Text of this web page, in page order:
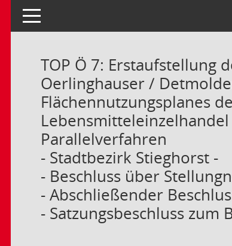
Toggle navigation
TOP Ö 7: Erstaufstellung
Oerlinghauser /
Flächennutzungsplanes
Parallelverfahren
- Stadtbezirk Stieghorst -
- Beschluss über
- Abschließender
- Satzungsbeschluss zum